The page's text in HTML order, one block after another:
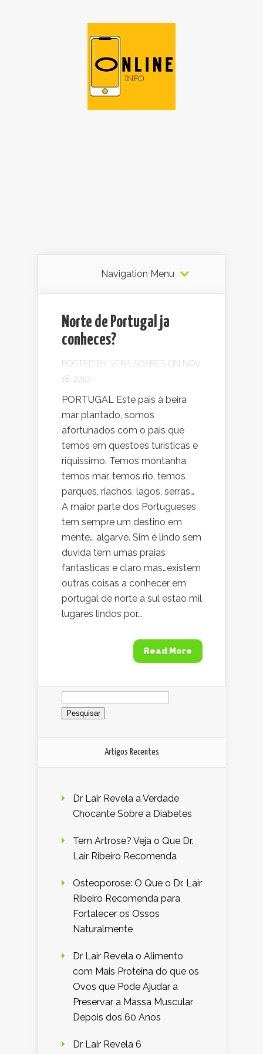
Navigation Menu
Norte de Portugal ja
conheces?
POSTED BY VERA SOARES ON NOV
18, 2010
PORTUGAL Este pais à beira
mar plantado, somos
afortunados com o pais que
temos em questoes turisticas e
riquissimo. Temos montanha,
temos mar, temos rio, temos
parques, riachos, lagos, serras…
A maior parte dos Portugueses
tem sempre um destino em
mente… algarve. Sim é lindo sem
duvida tem umas praias
fantasticas e claro mas…existem
outras coisas a conhecer em
portugal de norte a sul estao mil
lugares lindos por...
Read More
Pesquisar
por:
Artigos Recentes
Dr Lair Revela a Verdade
Chocante Sobre a Diabetes
Tem Artrose? Veja o Que Dr.
Lair Ribeiro Recomenda
Osteoporose: O Que o Dr. Lair
Ribeiro Recomenda para
Fortalecer os Ossos
Naturalmente
Dr Lair Revela o Alimento
com Mais Proteína do que os
Ovos que Pode Ajudar a
Preservar a Massa Muscular
Depois dos 60 Anos
Dr Lair Revela 6